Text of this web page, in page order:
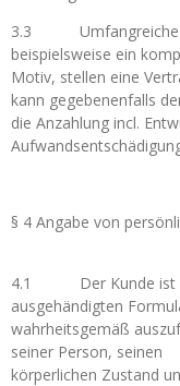
3.3 Umfangreiche
beispielsweise ein
Motiv, stellen eine
kann gegebenenfalls
die Anzahlung incl.
§ 4 Angabe von
4.1 Der Kunde ist
ausgehändigten
wahrheitsgemäß
seiner Person, seinen
körperlichen Zustand